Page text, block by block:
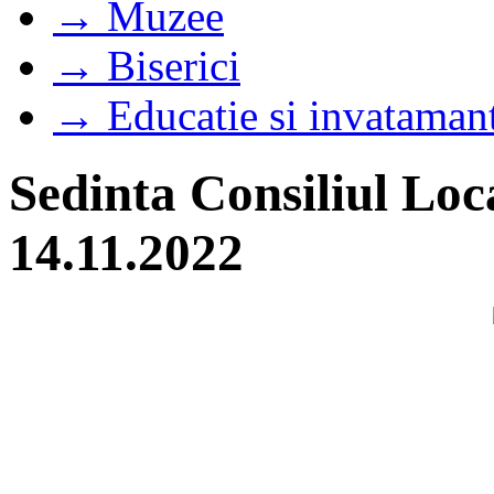
→ Muzee
→ Biserici
→ Educatie si
Sedinta Consiliul
14.11.2022